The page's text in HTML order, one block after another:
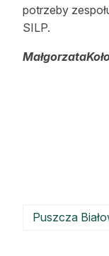
potrzeby
SILP.
Puszcza